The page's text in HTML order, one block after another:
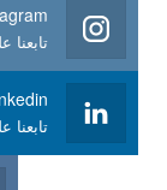
تابعنا
تابعنا